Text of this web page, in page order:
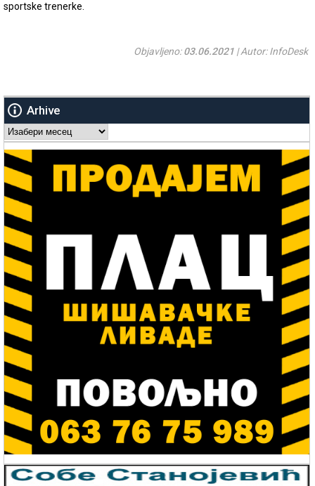
sportske trenerke.
Objavljeno:03.06.2021 | Autor: InfoDesk
Arhive
Arhive